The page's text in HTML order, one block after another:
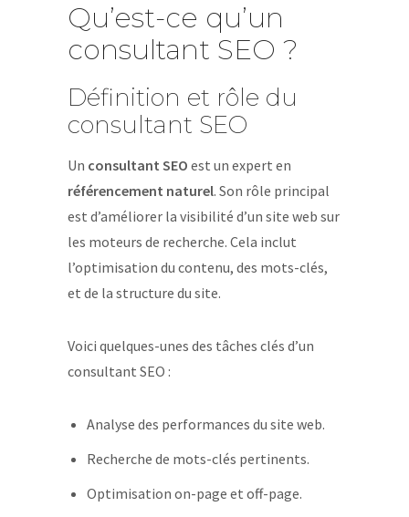
Qu’est-ce qu’un
consultant SEO ?
Définition et rôle du
consultant SEO
Un consultant SEO est un expert en
référencement naturel. Son rôle principal
est d’améliorer la visibilité d’un site web sur
les moteurs de recherche. Cela inclut
l’optimisation du contenu, des mots-clés,
et de la structure du site.
Voici quelques-unes des tâches clés d’un
consultant SEO :
Analyse des performances du site web.
Recherche de mots-clés pertinents.
Optimisation on-page et off-page.